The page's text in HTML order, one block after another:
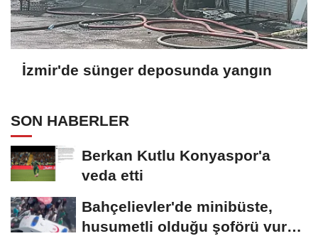
İzmir'de sünger deposunda yangın
SON HABERLER
Berkan Kutlu Konyaspor'a
veda etti
Bahçelievler'de minibüste,
husumetli olduğu şoförü vurup